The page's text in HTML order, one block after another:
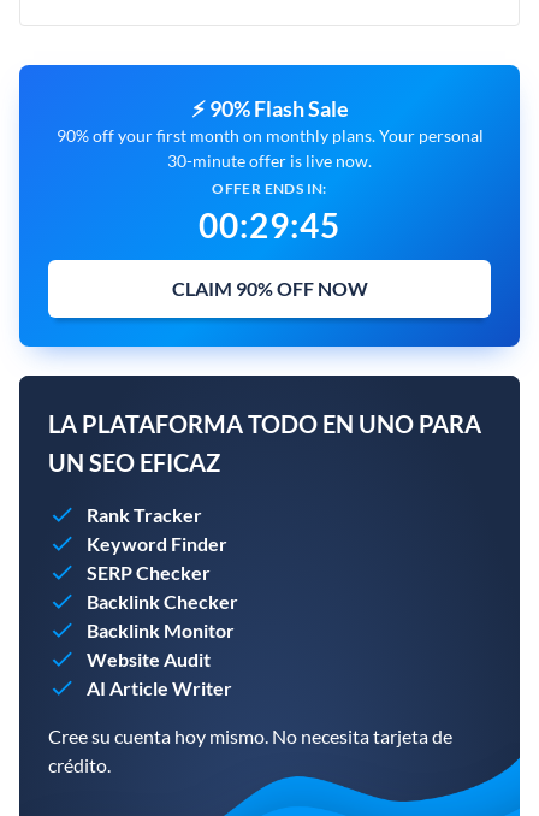
⚡ 90% Flash Sale
90% off your first month on monthly plans. Your personal
30-minute offer is live now.
OFFER ENDS IN:
00:29:44
CLAIM 90% OFF NOW
LA PLATAFORMA TODO EN UNO PARA
UN SEO EFICAZ
Rank Tracker
Keyword Finder
SERP Checker
Backlink Checker
Backlink Monitor
Website Audit
AI Article Writer
Cree su cuenta hoy mismo. No necesita tarjeta de
crédito.